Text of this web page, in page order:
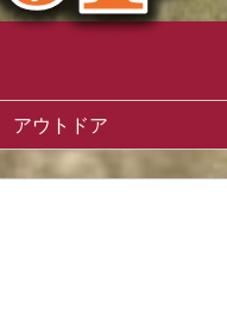
アウトドア